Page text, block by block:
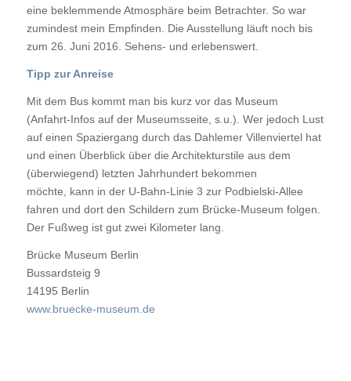
eine beklemmende Atmosphäre beim Betrachter. So war
zumindest mein Empfinden. Die Ausstellung läuft noch bis
zum 26. Juni 2016. Sehens- und erlebenswert.
Tipp zur Anreise
Mit dem Bus kommt man bis kurz vor das Museum
(Anfahrt-Infos auf der Museumsseite, s.u.). Wer jedoch Lust
auf einen Spaziergang durch das Dahlemer Villenviertel hat
und einen Überblick über die Architekturstile aus dem
(überwiegend) letzten Jahrhundert bekommen
möchte, kann in der U-Bahn-Linie 3 zur Podbielski-Allee
fahren und dort den Schildern zum Brücke-Museum folgen.
Der Fußweg ist gut zwei Kilometer lang.
Brücke Museum Berlin
Bussardsteig 9
14195 Berlin
www.bruecke-museum.de